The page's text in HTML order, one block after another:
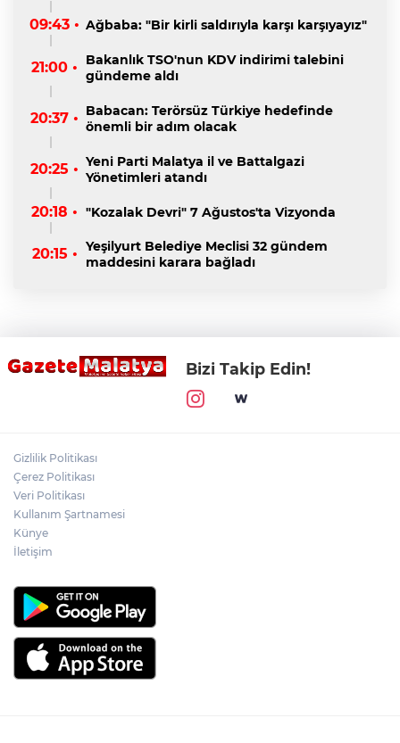
09:43 • Ağbaba: "Bir kirli saldırıyla karşı karşıyayız"
21:00 •
Bakanlık TSO'nun KDV indirimi talebini
gündeme aldı
20:37 • Babacan: Terörsüz Türkiye hedefinde
önemli bir adım olacak
20:25 • Yeni Parti Malatya il ve Battalgazi
Yönetimleri atandı
20:18 • "Kozalak Devri" 7 Ağustos'ta Vizyonda
20:15 • Yeşilyurt Belediye Meclisi 32 gündem
maddesini karara bağladı
Bizi Takip Edin!
Gizlilik Politikası
Çerez Politikası
Veri Politikası
Kullanım Şartnamesi
Künye
İletişim